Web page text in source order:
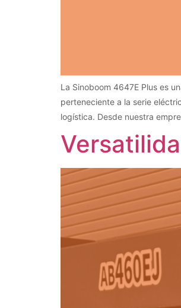
La Sinoboom 4647E Plus es
perteneciente a la serie
logística. Desde nuestra